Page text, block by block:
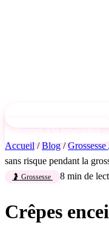
S'abonner à la newsletter
Accueil / Blog / Grossesse
sans risque pendant la
🤰 Grossesse 8 min de
Crêpes